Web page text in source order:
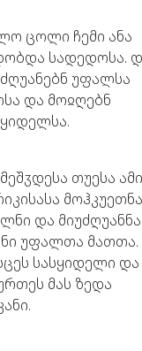
ცოლი ჩემი ანა
სადედოსა.
უფალსა
და მოჲღებნ
მეშჳდესა თუესა
მოჰკუეთნა
და მიუძღუანნა
უფალთა მათთა.
სასყიდელი და
მას ზედა